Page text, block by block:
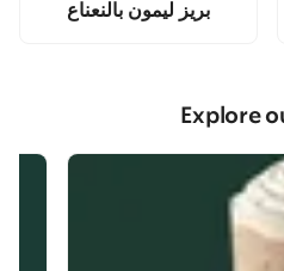
بريز ليمون بالنعناع
Explore